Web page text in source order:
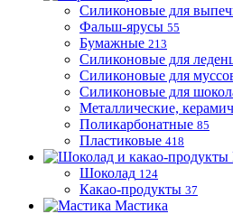
Силиконовые для
Фальш-ярусы 55
Бумажные 213
Силиконовые для
Силиконовые для
Силиконовые для
Металлические,
Поликарбонатные 85
Пластиковые 418
Шоколад 124
Какао-продукты 37
Мастика